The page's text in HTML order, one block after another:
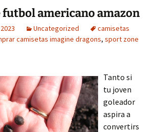
futbol americano amazon
Uncategorized
camisetas
camisetas imagine dragons, sport zone
Tanto si
tu joven
goleador
aspira a
convertirs